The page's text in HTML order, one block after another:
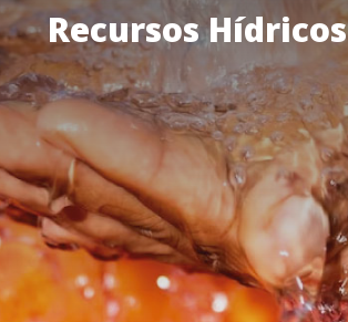
Recursos Hídricos